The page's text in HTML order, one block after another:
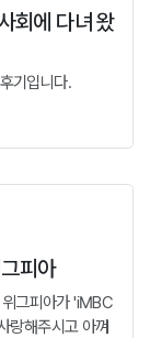
회에 다녀 왔
기입니다.
피아
그피아가 'iMBC
랑해주시고 아껴